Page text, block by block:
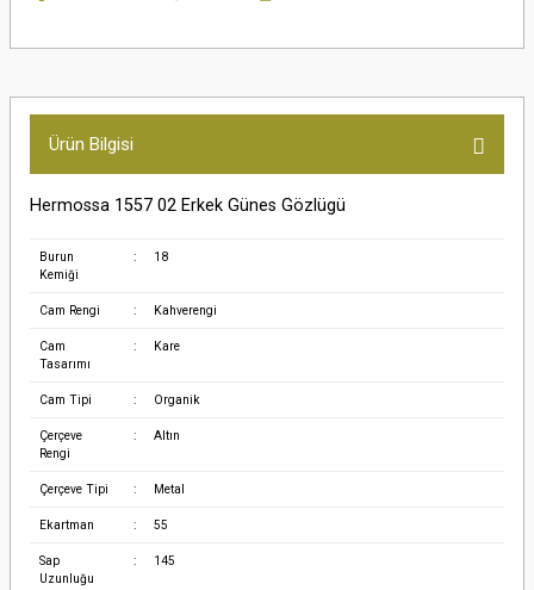
Ürün Bilgisi
Hermossa 1557 02 Erkek Günes Gözlügü
Burun
Kemiği
: 18
Cam Rengi : Kahverengi
Cam
Tasarımı
: Kare
Cam Tipi : Organik
Çerçeve
Rengi
: Altın
Çerçeve Tipi : Metal
Ekartman : 55
Sap
Uzunluğu
: 145